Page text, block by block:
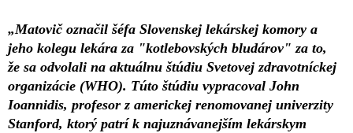
„Matovič označil šéfa Slovenskej lekárskej komory a
jeho kolegu lekára za "kotlebovských bludárov" za to,
že sa odvolali na aktuálnu štúdiu Svetovej zdravotníckej
organizácie (WHO). Túto štúdiu vypracoval John
Ioannidis, profesor z americkej renomovanej univerzity
Stanford, ktorý patrí k najuznávanejším lekárskym